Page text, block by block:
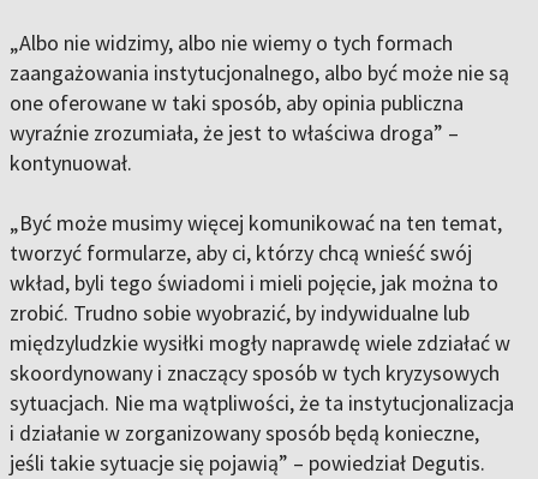
„Albo nie widzimy, albo nie wiemy o tych formach
zaangażowania instytucjonalnego, albo być może nie są
one oferowane w taki sposób, aby opinia publiczna
wyraźnie zrozumiała, że jest to właściwa droga” –
kontynuował.
„Być może musimy więcej komunikować na ten temat,
tworzyć formularze, aby ci, którzy chcą wnieść swój
wkład, byli tego świadomi i mieli pojęcie, jak można to
zrobić. Trudno sobie wyobrazić, by indywidualne lub
międzyludzkie wysiłki mogły naprawdę wiele zdziałać w
skoordynowany i znaczący sposób w tych kryzysowych
sytuacjach. Nie ma wątpliwości, że ta instytucjonalizacja
i działanie w zorganizowany sposób będą konieczne,
jeśli takie sytuacje się pojawią” – powiedział Degutis.